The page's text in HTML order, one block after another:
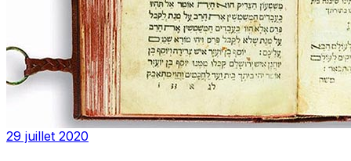
29 juillet 2020